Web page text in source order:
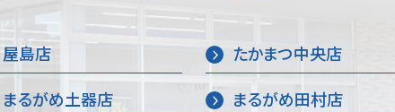
屋島店
たかまつ中央店
まるがめ土器店 まるがめ田村店